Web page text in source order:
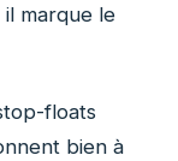
marque le
floats
bien à